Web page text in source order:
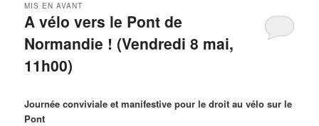
A vélo vers le Pont de
Normandie ! (Vendredi 8 mai,
11h00)
MIS EN AVANT
Journée conviviale et manifestive pour le droit au vélo sur le
Pont